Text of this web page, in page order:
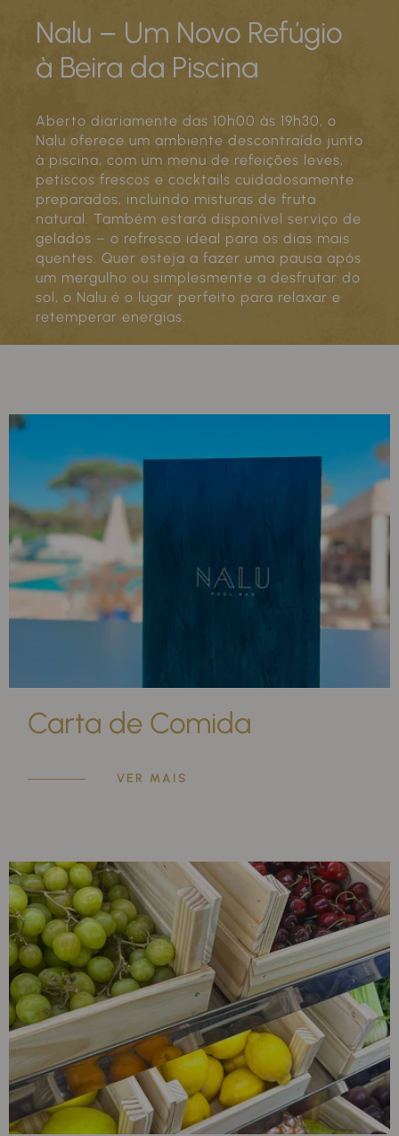
Nalu – Um Novo Refúgio
à Beira da Piscina
Aberto diariamente das 10h00 às 19h30, o
Nalu oferece um ambiente descontraído junto
à piscina, com um menu de refeições leves,
petiscos frescos e cocktails cuidadosamente
preparados, incluindo misturas de fruta
natural. Também estará disponível serviço de
gelados – o refresco ideal para os dias mais
quentes. Quer esteja a fazer uma pausa após
um mergulho ou simplesmente a desfrutar do
sol, o Nalu é o lugar perfeito para relaxar e
retemperar energias.
Carta de Comida
VER MAIS